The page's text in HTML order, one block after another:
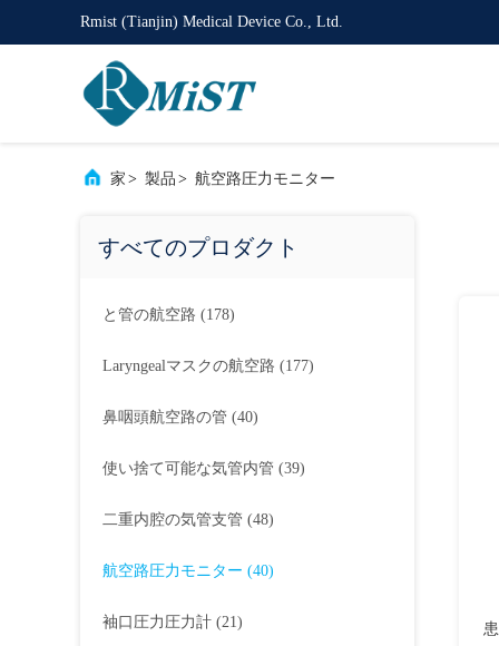
Rmist (Tianjin) Medical Device Co., Ltd.
家 > 製品 > 航空路圧力モニター
すべてのプロダクト
と管の航空路 (178)
Laryngealマスクの航空路 (177)
鼻咽頭航空路の管 (40)
使い捨て可能な気管内管 (39)
二重内腔の気管支管 (48)
航空路圧力モニター (40)
袖口圧力圧力計 (21)